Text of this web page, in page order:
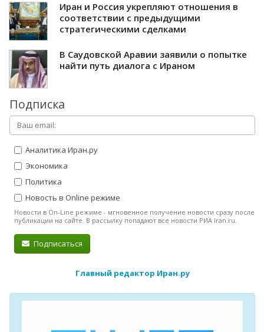
Иран и Россия укрепляют отношения в
соответствии с предыдущими
стратегическими сделками
В Саудовской Аравии заявили о попытке
найти путь диалога с Ираном
Подписка
Аналитика Иран.ру
Экономика
Политика
Новость в Online режиме
Новости в On-Line режиме - мгновенное получение новости сразу после
публикации на сайте. В рассылку попадают все новости РИА Iran.ru.
Подписаться
Главный редактор Иран.ру